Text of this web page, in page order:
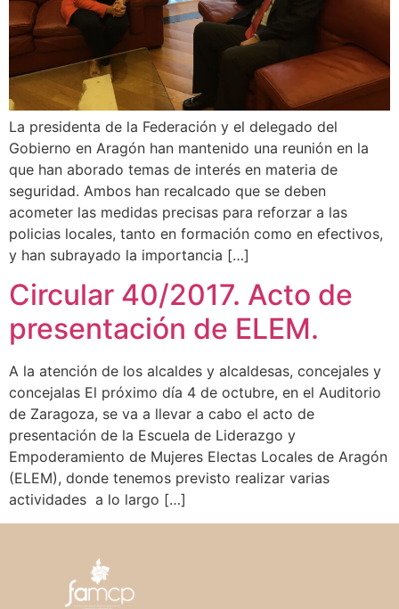
La presidenta de la Federación y el delegado del
Gobierno en Aragón han mantenido una reunión en la
que han aborado temas de interés en materia de
seguridad. Ambos han recalcado que se deben
acometer las medidas precisas para reforzar a las
policias locales, tanto en formación como en efectivos,
y han subrayado la importancia […]
Circular 40/2017. Acto de
presentación de ELEM.
A la atención de los alcaldes y alcaldesas, concejales y
concejalas El próximo día 4 de octubre, en el Auditorio
de Zaragoza, se va a llevar a cabo el acto de
presentación de la Escuela de Liderazgo y
Empoderamiento de Mujeres Electas Locales de Aragón
(ELEM), donde tenemos previsto realizar varias
actividades a lo largo […]